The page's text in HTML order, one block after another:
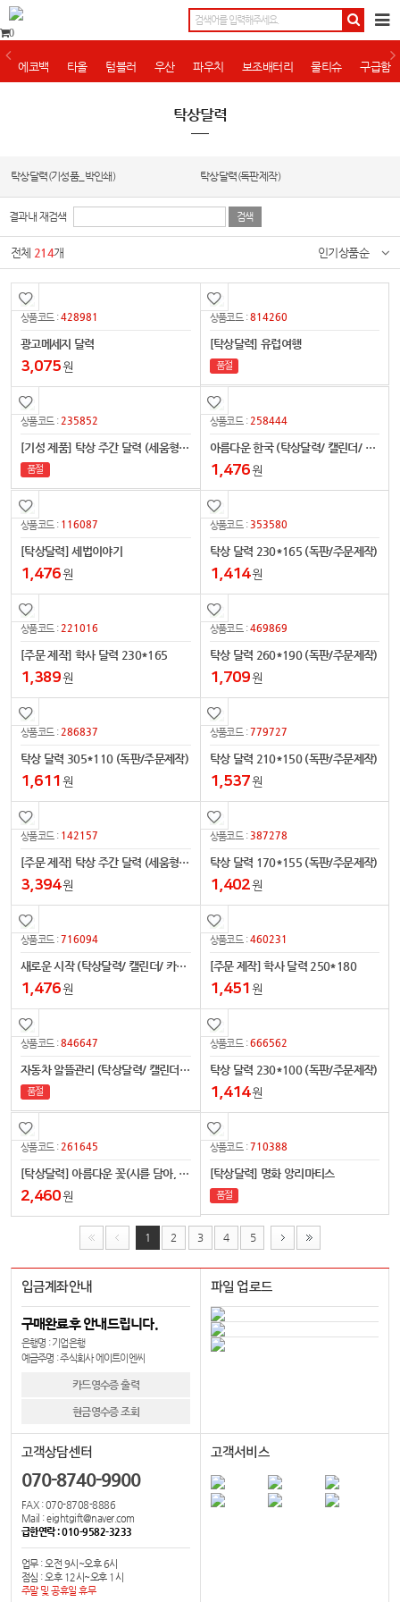
0
에코백 타올 텀블러 우산 파우치 보조배터리 물티슈 구급함
탁상달력
탁상달력(기성품_박인쇄) 탁상달력(독판제작)
결과내 재검색
전체 214개 인기상품순
상품코드 :428981
광고메세지 달력
3,075원
상품코드 :814260
[탁상달력] 유럽여행
품절
상품코드 :235852
[기성 제품] 탁상 주간 달력 (세움형 295x135)
품절
상품코드 : 258444
아름다운 한국 (탁상달력/ 캘린더/ 카렌다)
1,476원
상품코드 : 116087
[탁상달력] 세법이야기
1,476원
상품코드 : 353580
탁상 달력 230*165 (독판/주문제작)
1,414원
상품코드 :221016
[주문 제작] 학사 달력 230*165
1,389원
상품코드 :469869
탁상 달력 260*190 (독판/주문제작)
1,709원
상품코드 :286837
탁상 달력 305*110 (독판/주문제작)
1,611 원
상품코드 :779727
탁상 달력 210*150 (독판/주문제작)
1,537원
상품코드 : 142157
[주문 제작] 탁상 주간 달력 (세움형 295x110)
3,394원
상품코드 : 387278
탁상 달력 170*155 (독판/주문제작)
1,402원
상품코드 :716094
새로운 시작 (탁상달력/ 캘린더/ 카렌다)
1,476원
상품코드 :460231
[주문 제작] 학사 달력 250*180
1,451 원
상품코드 :846647
자동차 알뜰관리 (탁상달력/ 캘린더/ 카렌다)
품절
상품코드 :666562
탁상 달력 230*100 (독판/주문제작)
1,414원
상품코드 :261645
[탁상달력] 아름다운 꽃(시를 담아, 거울)
2,460원
상품코드 :710388
[탁상달력] 명화 앙리마티스
품절
1 2 3 4 5
입금계좌안내
구매완료후 안내드립니다.
은행명 : 기업은행
예금주명 : 주식회사 에이트이엔씨
카드영수증 출력
현금영수증 조회
파일 업로드
고객상담센터
070-8740-9900
FAX : 070-8708-8886
Mail : eightgift@naver.com
급한연락 : 010-9582-3233
업무 : 오전 9시~오후 6시
점심 : 오후 12시~오후 1시
주말 및 공휴일 휴무
고객서비스